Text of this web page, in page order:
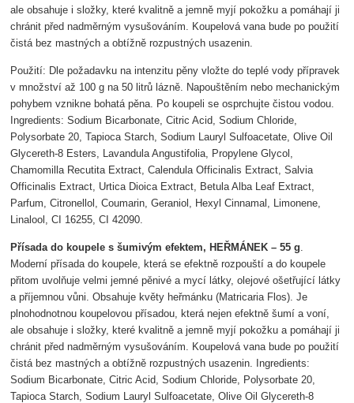
ale obsahuje i složky, které kvalitně a jemně myjí pokožku a pomáhají ji
chránit před nadměrným vysušováním. Koupelová vana bude po použití
čistá bez mastných a obtížně rozpustných usazenin.
Použití: Dle požadavku na intenzitu pěny vložte do teplé vody přípravek
v množství až 100 g na 50 litrů lázně. Napouštěním nebo mechanickým
pohybem vznikne bohatá pěna. Po koupeli se osprchujte čistou vodou.
Ingredients: Sodium Bicarbonate, Citric Acid, Sodium Chloride,
Polysorbate 20, Tapioca Starch, Sodium Lauryl Sulfoacetate, Olive Oil
Glycereth-8 Esters, Lavandula Angustifolia, Propylene Glycol,
Chamomilla Recutita Extract, Calendula Officinalis Extract, Salvia
Officinalis Extract, Urtica Dioica Extract, Betula Alba Leaf Extract,
Parfum, Citronellol, Coumarin, Geraniol, Hexyl Cinnamal, Limonene,
Linalool, CI 16255, CI 42090.
Přísada do koupele s šumivým efektem, HEŘMÁNEK – 55 g.
Moderní přísada do koupele, která se efektně rozpouští a do koupele
přitom uvolňuje velmi jemné pěnivé a mycí látky, olejové ošetřující látky
a příjemnou vůni. Obsahuje květy heřmánku (Matricaria Flos). Je
plnohodnotnou koupelovou přísadou, která nejen efektně šumí a voní,
ale obsahuje i složky, které kvalitně a jemně myjí pokožku a pomáhají ji
chránit před nadměrným vysušováním. Koupelová vana bude po použití
čistá bez mastných a obtížně rozpustných usazenin. Ingredients:
Sodium Bicarbonate, Citric Acid, Sodium Chloride, Polysorbate 20,
Tapioca Starch, Sodium Lauryl Sulfoacetate, Olive Oil Glycereth-8